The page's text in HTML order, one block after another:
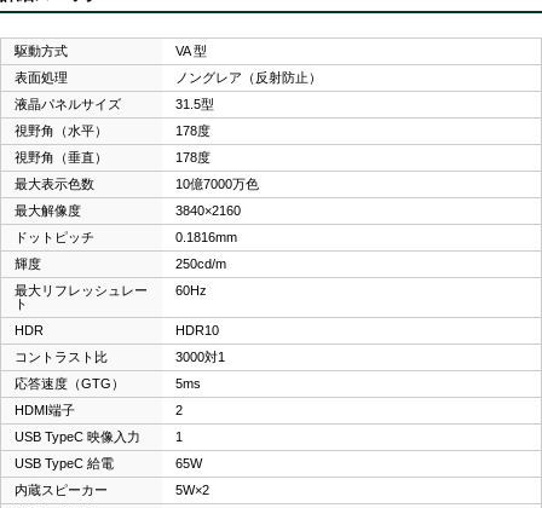
駆動方式
VA 型
表面処理
ノングレア（反射防止）
液晶パネルサイズ
31.5型
視野角（水平）
178度
視野角（垂直）
178度
最大表示色数
10億7000万色
最大解像度
3840×2160
ドットピッチ
0.1816mm
輝度
250cd/m
最大リフレッシュレー
ト
60Hz
HDR
HDR10
コントラスト比
3000対1
応答速度（GTG）
5ms
HDMI端子
2
USB TypeC 映像入力
1
USB TypeC 給電
65W
内蔵スピーカー
5W×2